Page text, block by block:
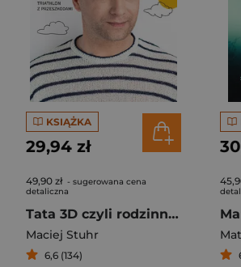
KSIĄŻKA
29,94 zł
49,90 zł - sugerowana cena
detaliczna
Tata 3D czyli rodzinny triathlon z przeszkodami
Maciej Stuhr
6,6 (134)